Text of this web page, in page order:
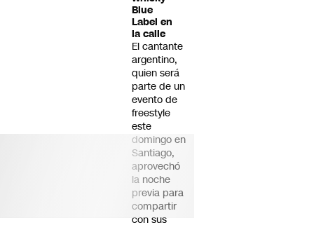
Blue
Label en
la calle
El cantante
argentino,
quien será
parte de un
evento de
freestyle
este
domingo en
Santiago,
aprovechó
la noche
previa para
compartir
con sus